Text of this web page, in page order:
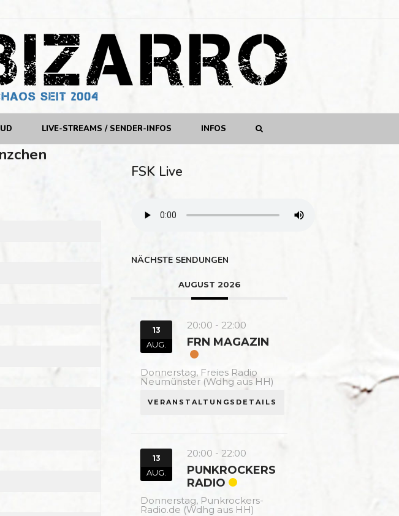
LIVE-STREAMS / SENDER-INFOS INFOS
FSK Live
NÄCHSTE SENDUNGEN
AUGUST 2026
13
AUG.
20:00 - 22:00
FRN MAGAZIN
Donnerstag, Freies Radio
Neumünster (Wdhg aus HH)
VERANSTALTUNGSDETAILS
13
AUG.
20:00 - 22:00
PUNKROCKERS
RADIO
Donnerstag, Punkrockers-
Radio.de (Wdhg aus HH)